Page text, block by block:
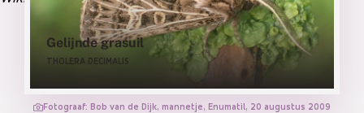
Gelijnde grasuil
THOLERA DECIMALIS
Fotograaf: Bob van de Dijk, mannetje, Enumatil, 20 augustus 2009